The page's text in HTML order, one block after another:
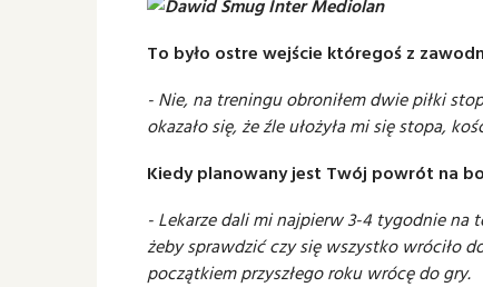
To było ostre wejście któregoś z
- Nie, na treningu obroniłem dwie piłki
okazało się, że źle ułożyła mi się stopa,
Kiedy planowany jest Twój powrót na
- Lekarze dali mi najpierw 3-4 tygodnie na
żeby sprawdzić czy się wszystko wróciło
początkiem przyszłego roku wrócę do gry.